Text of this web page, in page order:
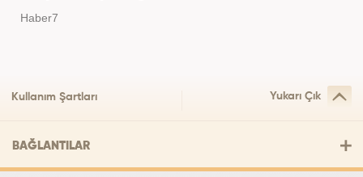
Haber7
Kullanım Şartları Yukarı Çık
BAĞLANTILAR